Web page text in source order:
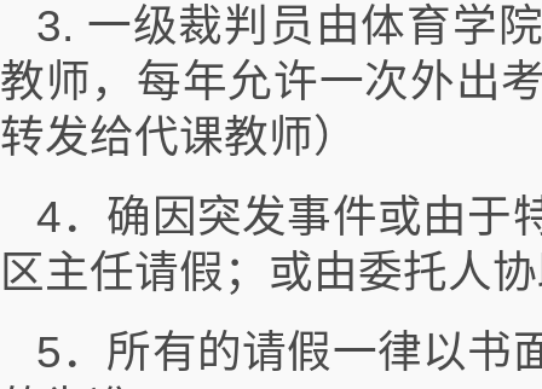
3. 一级裁判员由体育学
教师，每年允许一次外出
转发给代课教师）
4．确因突发事件或由于
区主任请假；或由委托人
5．所有的请假一律以书